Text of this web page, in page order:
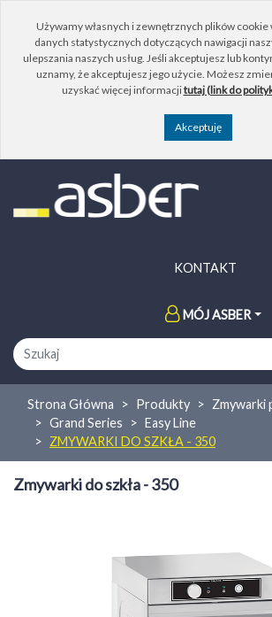
Używamy własnych i zewnętrznych plików cookie
danych statystycznych dotyczących nawigacji
ulepszania naszych usług. Jeśli akceptujesz lub
uznamy, że akceptujesz jego użycie. Możesz
uzyskać więcej informacjitutaj (link do
KONTAKT
MÓJ ASBER
Strona Główna Produkty
Zmywarki
Grand Series
Easy Line
ZMYWARKI DO SZKŁA - 350
Zmywarki do szkła - 350